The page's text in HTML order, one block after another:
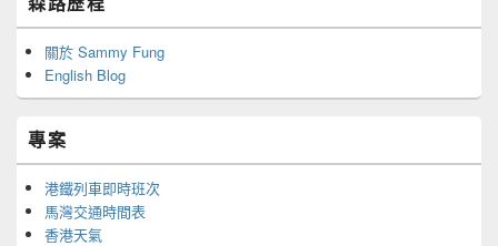
關於 Sammy Fung
English Blog
專案
港鐵列車即時班次
馬灣交通時間表
香港天氣